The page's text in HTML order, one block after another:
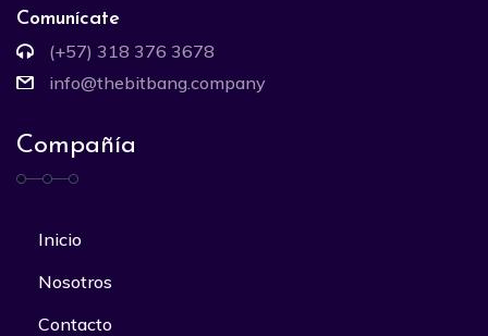
Comunícate
(+57) 318 376 3678
info@thebitbang.company
Compañía
Inicio
Nosotros
Contacto